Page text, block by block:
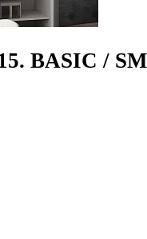
BASIC /